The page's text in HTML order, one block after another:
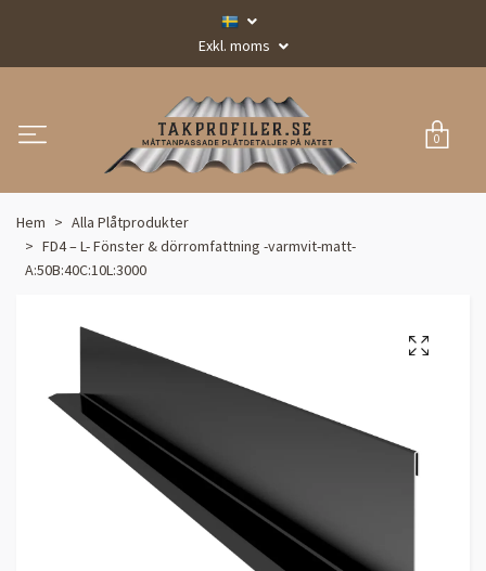
Exkl. moms
0
Hem
Alla Plåtprodukter
FD4 – L- Fönster & dörromfattning -varmvit-matt-
A:50B:40C:10L:3000